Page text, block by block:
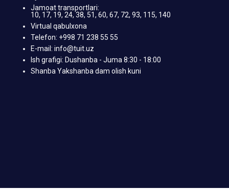
Jamoat transportlari:
10, 17, 19, 24, 38, 51, 60, 67, 72, 93, 115, 140
Virtual qabulxona
Telefon: +998 71 238 55 55
E-mail: info@tuit.uz
Ish grafigi: Dushanba - Juma 8:30 - 18:00
Shanba Yakshanba dam olish kuni